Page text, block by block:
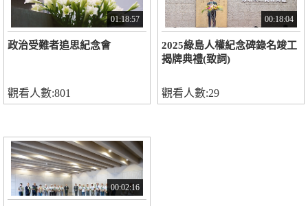
01:18:57
政治受難者追思紀念會
觀看人數:801
00:18:04
2025綠島人權紀念碑錄名竣工
揭牌典禮(致詞)
觀看人數:29
00:02:16